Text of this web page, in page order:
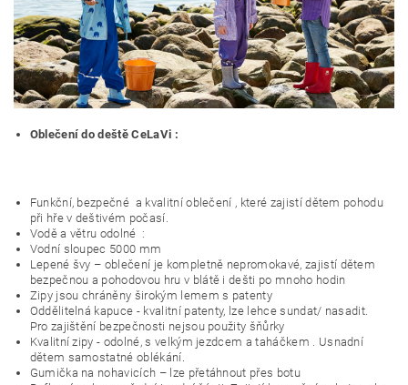
Oblečení do deště CeLaVi :
Funkční, bezpečné a kvalitní oblečení , které zajistí dětem pohodu
při hře v deštivém počasí.
Vodě a větru odolné :
Vodní sloupec 5000 mm
Lepené švy – oblečení je kompletně nepromokavé, zajistí dětem
bezpečnou a pohodovou hru v blátě i dešti po mnoho hodin
Zipy jsou chráněny širokým lemem s patenty
Oddělitelná kapuce - kvalitní patenty, lze lehce sundat/ nasadit.
Pro zajištění bezpečnosti nejsou použity šňůrky
Kvalitní zipy - odolné, s velkým jezdcem a taháčkem . Usnadní
dětem samostatné oblékání.
Gumička na nohavicích – lze přetáhnout přes botu